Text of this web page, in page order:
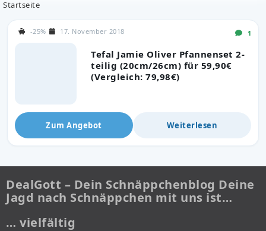
Startseite
Tefal Jamie Oliver Pfannenset 2-
teilig (20cm/26cm) für 59,90€
(Vergleich: 79,98€)
-25% 17. November 2018 1
Zum Angebot Weiterlesen
DealGott – Dein Schnäppchenblog Deine
Jagd nach Schnäppchen mit uns ist…
… vielfältig